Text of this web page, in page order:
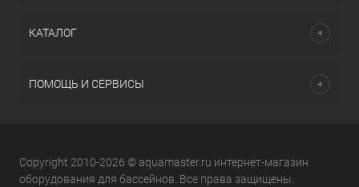
КАТАЛОГ
ПОМОЩЬ И СЕРВИСЫ
Copyright 2010-2026 © aquamaster.ru интернет-магазин
оборудования для бассейнов. Все права защищены.